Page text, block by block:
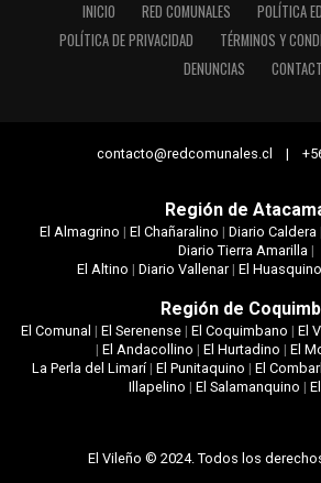
INICIO RED COMUNALES
POLÍTICA
POLÍTICA DE PRIVACIDAD
TÉRMINOS Y
DENUNCIAS
contacto@redcomunales.cl |
Región de
El Almagrino | El Chañaralino | Diario Caldera|
Diario Tierra Amarilla|
El Altino | Diario Vallenar| El Huasquino
Región de
El Comunal | El Serenense| El Coquimbano | El
| El Andacollino | El Hurtadino | El
La Perla del Limarí|El Punitaquino |El
Illapelino | El Salamanquino |
El Vileño © 2024. Todos los